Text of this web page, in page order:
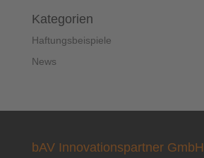
Kategorien
Haftungsbeispiele
News
bAV Innovationspartner GmbH